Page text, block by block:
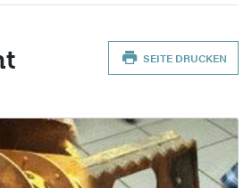
SEITE DRUCKEN